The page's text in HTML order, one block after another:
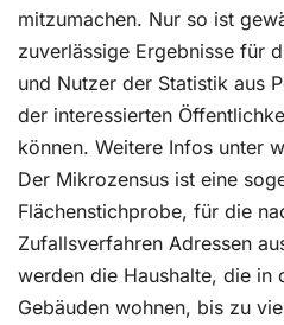
mitzumachen. Nur so ist
zuverlässige Ergebnisse für
und Nutzer der Statistik aus
der interessierten
können. Weitere Infos unter
Der Mikrozensus ist eine
Flächenstichprobe, für die
Zufallsverfahren Adressen
werden die Haushalte, die in
Gebäuden wohnen, bis zu